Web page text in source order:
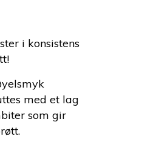
i konsistens
med et lag
som gir